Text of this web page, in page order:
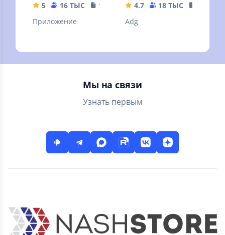
5 16 ТЫС
16.44 MB
Приложение
4.7 18 ТЫС
Adg
Мы на связи
Узнать первым